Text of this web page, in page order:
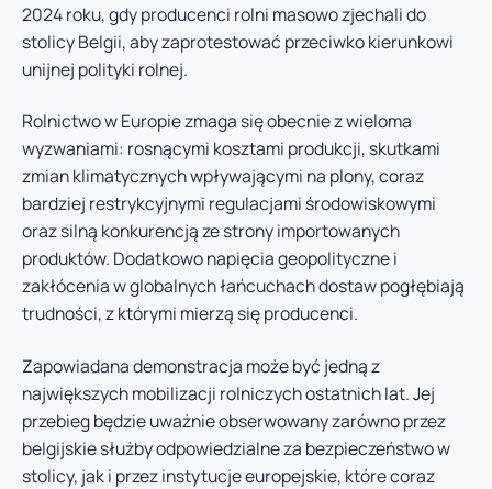
2024 roku, gdy producenci rolni masowo zjechali do
stolicy Belgii, aby zaprotestować przeciwko kierunkowi
unijnej polityki rolnej.
Rolnictwo w Europie zmaga się obecnie z wieloma
wyzwaniami: rosnącymi kosztami produkcji, skutkami
zmian klimatycznych wpływającymi na plony, coraz
bardziej restrykcyjnymi regulacjami środowiskowymi
oraz silną konkurencją ze strony importowanych
produktów. Dodatkowo napięcia geopolityczne i
zakłócenia w globalnych łańcuchach dostaw pogłębiają
trudności, z którymi mierzą się producenci.
Zapowiadana demonstracja może być jedną z
największych mobilizacji rolniczych ostatnich lat. Jej
przebieg będzie uważnie obserwowany zarówno przez
belgijskie służby odpowiedzialne za bezpieczeństwo w
stolicy, jak i przez instytucje europejskie, które coraz